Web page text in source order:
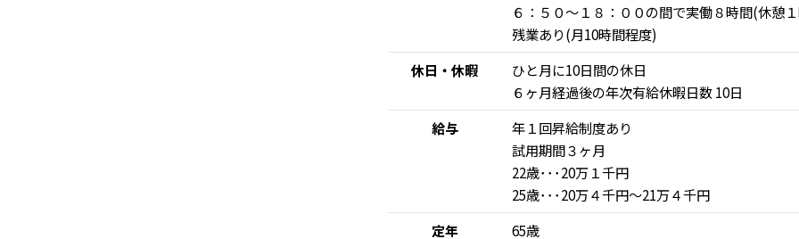
６：５０～１８：００の間で実働８時間(休憩
残業あり(月10時間程度)
休日・休暇
ひと月に10日間の休日
６ヶ月経過後の年次有給休暇日数 10日
給与
年１回昇給制度あり
試用期間３ヶ月
22歳･･･20万１千円
25歳･･･20万４千円～21万４千円
定年
65歳